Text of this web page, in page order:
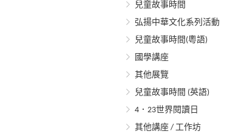
兒童故事時間
弘揚中華文化系列活動
兒童故事時間(粵語)
國學講座
其他展覽
兒童故事時間 (英語)
4．23世界閱讀日
其他講座 / 工作坊